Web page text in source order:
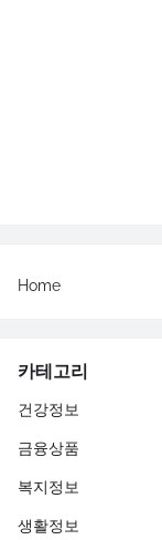
Home
카테고리
건강정보
금융상품
복지정보
생활정보